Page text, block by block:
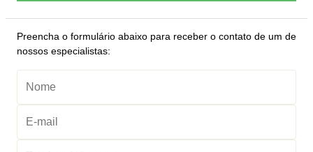
Preencha o formulário abaixo para receber o contato de um de
nossos especialistas: